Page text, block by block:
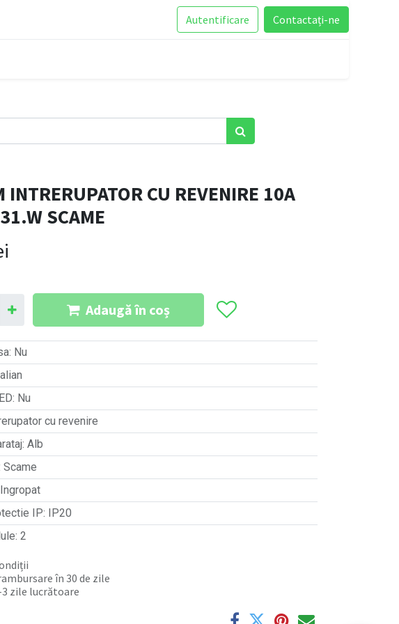
Autentificare Contactați-ne
INTRERUPATOR CU REVENIRE 10A
SCAME
Adaugă în coș
: Nu
: Nu
cu revenire
: Alb
Scame
Ingropat
IP:
IP20
: 2
în 30 de zile
3 zile lucrătoare